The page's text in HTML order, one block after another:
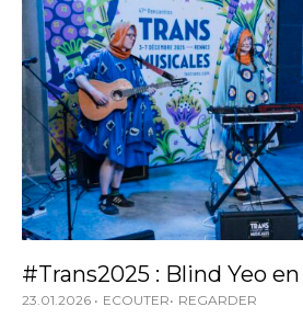
#Trans2025 : Blind Yeo
23.01.2026 ECOUTER REGARDER